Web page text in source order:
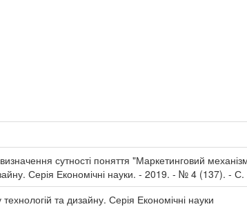
сутності поняття "Маркетинговий
Серія Економічні науки. - 2019. - № 4 (137). -
та дизайну. Серія Економічні науки